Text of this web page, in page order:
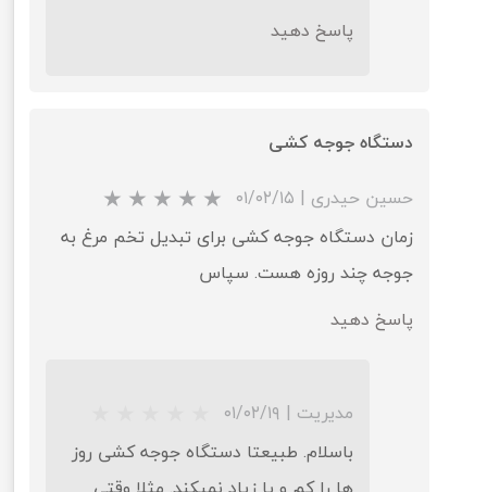
پاسخ دهید
دستگاه جوجه کشی
حسین حیدری | ۰۱/۰۲/۱۵
زمان دستگاه جوجه کشی برای تبدیل تخم مرغ به
جوجه چند روزه هست. سپاس
پاسخ دهید
مدیریت | ۰۱/۰۲/۱۹
باسلام. طبیعتا دستگاه جوجه کشی روز